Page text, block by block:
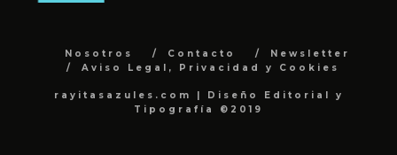
Nosotros Contacto
Newsletter
Aviso Legal, Privacidad y Cookies
rayitasazules.com | Diseño Editorial y
Tipografía ©2019